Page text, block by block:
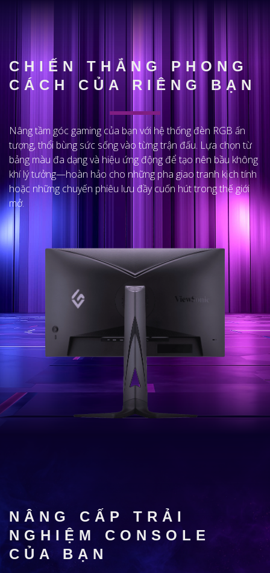
CHIẾN THẮNG PHONG
CÁCH CỦA RIÊNG BẠN
Nâng tầm góc gaming của bạn với hệ thống đèn RGB ấn
tượng, thổi bùng sức sống vào từng trận đấu. Lựa chọn từ
bảng màu đa dạng và hiệu ứng động để tạo nên bầu không
khí lý tưởng—hoàn hảo cho những pha giao tranh kịch tính
hoặc những chuyến phiêu lưu đầy cuốn hút trong thế giới
mở.
NÂNG CẤP TRẢI
NGHIỆM CONSOLE
CỦA BẠN